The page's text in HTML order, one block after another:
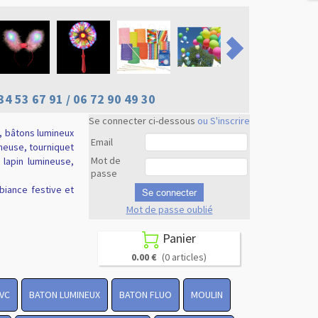
53 67 91 / 06 72 90 49 30
Se connecter ci-dessous ou S'inscrire
Email
Mot de
passe
Se connecter
Mot de passe oublié
lumineux
tourniquet
lumineuse,
festive et
 Panier
0.00 € (0 articles)
BATON LUMINEUX BATON FLUO MOULIN